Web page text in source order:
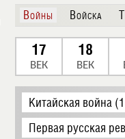
Войны Войска
17
ВЕК
18
ВЕК
Китайская война
Первая русская